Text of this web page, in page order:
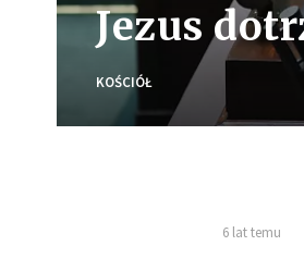
Jezus
KOŚCIÓŁ
6 lat temu